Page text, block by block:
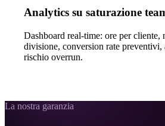
Analytics su saturazione
Dashboard real-time: ore per cliente,
divisione, conversion rate preventivi,
rischio overrun.
La nostra garanzia